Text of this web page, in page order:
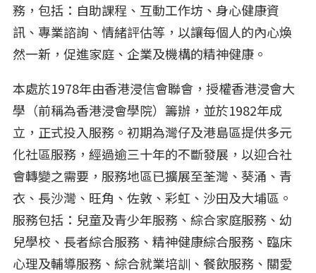
務，包括：自助課程、互動工作坊、身心健康資
訊、專業諮詢、情緒評估等，以讓每個人的內心煥
然一新，促進家庭、企業及機構的精神健康。
本處於1978年由香港浸信會聯會，授權香港浸會大
學（前稱為香港浸會學院）籌辦，並於1982年成
立，正式投入服務。初期為灣仔及港島區提供多元
化社區服務，經過逾三十年的不斷發展，以迎合社
會轉變之需要，服務地區已擴展至荃灣、葵涌、青
衣、長沙灣、旺角、佐敦、彩虹、沙田及大埔區。
服務包括：兒童及青少年服務、綜合家庭服務、幼
兒學校、長者綜合服務、精神健康綜合服務、臨床
心理及輔導服務、綜合就業培訓、餐飲服務、關愛